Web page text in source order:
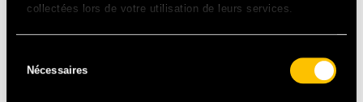
collectées lors de votre utilisation de leurs services.
duNécessaires